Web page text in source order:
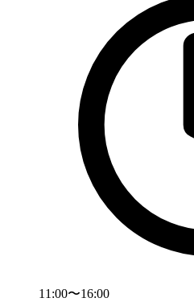
11:00〜16:00